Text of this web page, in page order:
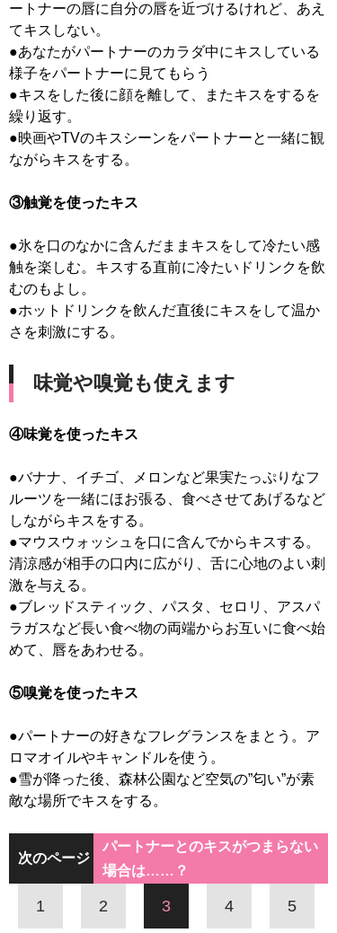
ートナーの唇に自分の唇を近づけるけれど、あえ
てキスしない。
●あなたがパートナーのカラダ中にキスしている
様子をパートナーに見てもらう
●キスをした後に顔を離して、またキスをするを
繰り返す。
●映画やTVのキスシーンをパートナーと一緒に観
ながらキスをする。
③触覚を使ったキス
●氷を口のなかに含んだままキスをして冷たい感
触を楽しむ。キスする直前に冷たいドリンクを飲
むのもよし。
●ホットドリンクを飲んだ直後にキスをして温か
さを刺激にする。
味覚や嗅覚も使えます
④味覚を使ったキス
●バナナ、イチゴ、メロンなど果実たっぷりなフ
ルーツを一緒にほお張る、食べさせてあげるなど
しながらキスをする。
●マウスウォッシュを口に含んでからキスする。
清涼感が相手の口内に広がり、舌に心地のよい刺
激を与える。
●ブレッドスティック、パスタ、セロリ、アスパ
ラガスなど長い食べ物の両端からお互いに食べ始
めて、唇をあわせる。
⑤嗅覚を使ったキス
●パートナーの好きなフレグランスをまとう。ア
ロマオイルやキャンドルを使う。
●雪が降った後、森林公園など空気の”匂い”が素
敵な場所でキスをする。
次のページ
パートナーとのキスがつまらない
場合は……？
1 2 3 4 5